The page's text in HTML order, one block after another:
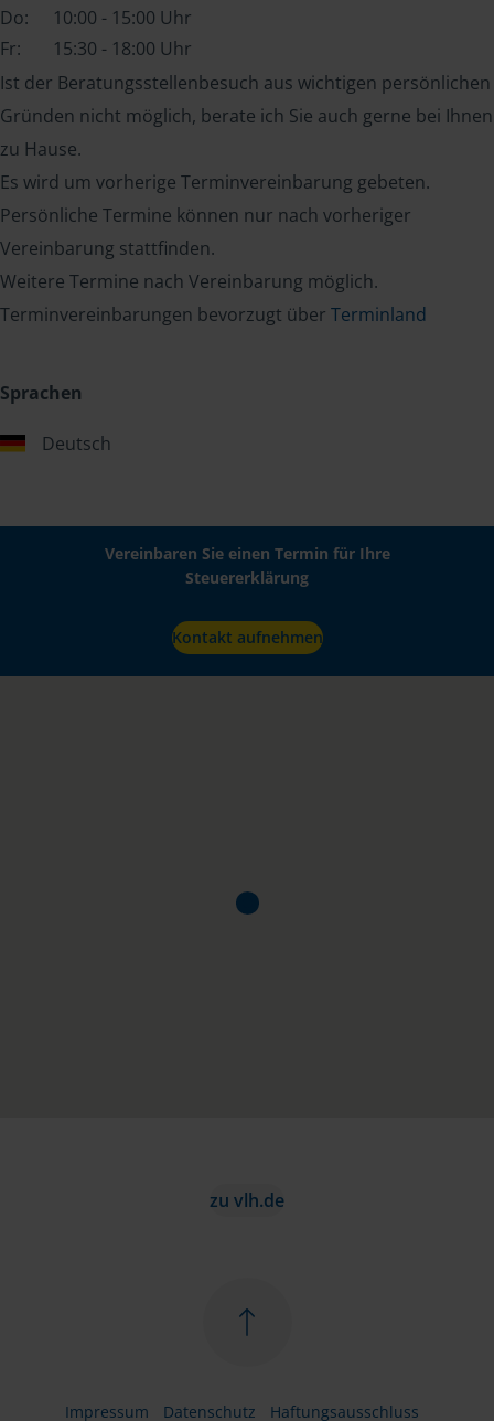
Do:
10:00 - 15:00 Uhr
Fr:
15:30 - 18:00 Uhr
Ist der Beratungsstellenbesuch aus wichtigen persönlichen
Gründen nicht möglich, berate ich Sie auch gerne bei Ihnen
zu Hause.
Es wird um vorherige Terminvereinbarung gebeten.
Persönliche Termine können nur nach vorheriger
Vereinbarung stattfinden.
Weitere Termine nach Vereinbarung möglich.
Terminvereinbarungen bevorzugt über Terminland
Sprachen
Deutsch
Vereinbaren Sie einen Termin für Ihre
Steuererklärung
Kontakt aufnehmen
zu vlh.de
Impressum Datenschutz Haftungsausschluss